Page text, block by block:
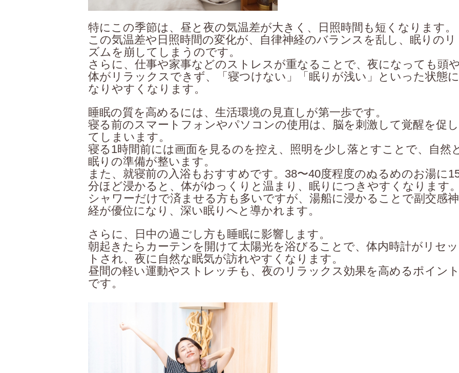
特にこの季節は、昼と夜の気温差が大きく、日照時間も短くなります。
この気温差や日照時間の変化が、自律神経のバランスを乱し、眠りのリ
ズムを崩してしまうのです。
さらに、仕事や家事などのストレスが重なることで、夜になっても頭や
体がリラックスできず、「寝つけない」「眠りが浅い」といった状態に
なりやすくなります。
睡眠の質を高めるには、生活環境の見直しが第一歩です。
寝る前のスマートフォンやパソコンの使用は、脳を刺激して覚醒を促し
てしまいます。
寝る1時間前には画面を見るのを控え、照明を少し落とすことで、自然
眠りの準備が整います。
また、就寝前の入浴もおすすめです。38〜40度程度のぬるめのお湯に
分ほど浸かると、体がゆっくりと温まり、眠りにつきやすくなります。
シャワーだけで済ませる方も多いですが、湯船に浸かることで副交感神
経が優位になり、深い眠りへと導かれます。
さらに、日中の過ごし方も睡眠に影響します。
朝起きたらカーテンを開けて太陽光を浴びることで、体内時計がリセッ
トされ、夜に自然な眠気が訪れやすくなります。
昼間の軽い運動やストレッチも、夜のリラックス効果を高めるポイント
です。